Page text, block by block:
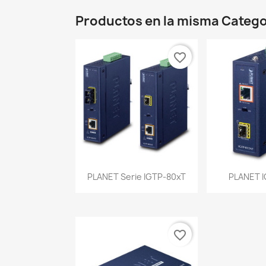
Productos en la misma
Vista rápida
PLANET Serie IGTP-80xT
favorite_border

PLANET
favorite_border